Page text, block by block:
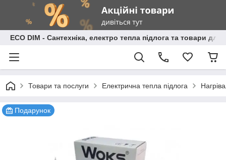
ECO DIM - Сантехніка, електро тепла підлога та товари для
Товари та послуги Електрична тепла підлога
Подарунок